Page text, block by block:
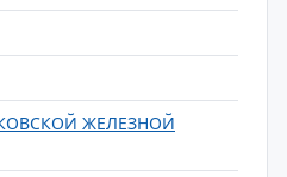
ЖЕЛЕЗНОЙ